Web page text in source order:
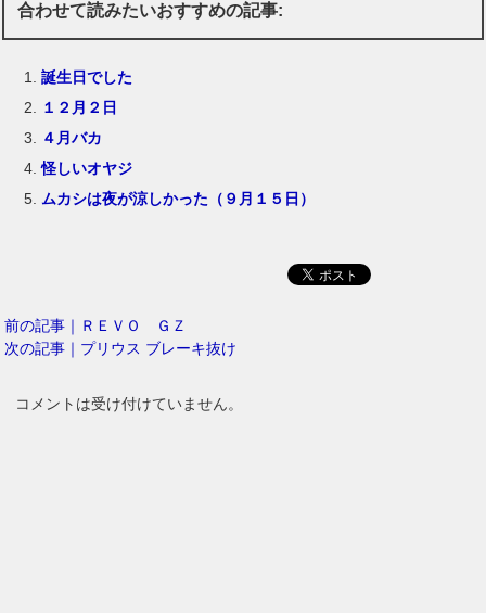
合わせて読みたいおすすめの記事:
誕生日でした
１２月２日
４月バカ
怪しいオヤジ
ムカシは夜が涼しかった（９月１５日）
前の記事｜ＲＥＶＯ ＧＺ
次の記事｜プリウス ブレーキ抜け
コメントは受け付けていません。